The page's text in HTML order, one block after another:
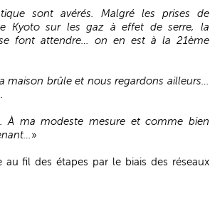
sont avérés. Malgré les prises de
Kyoto sur les gaz à effet de serre, la
font attendre… on en est à la 21ème
maison brûle et nous regardons ailleurs…
À ma modeste mesure et comme bien
»
au fil des étapes par le biais des réseaux